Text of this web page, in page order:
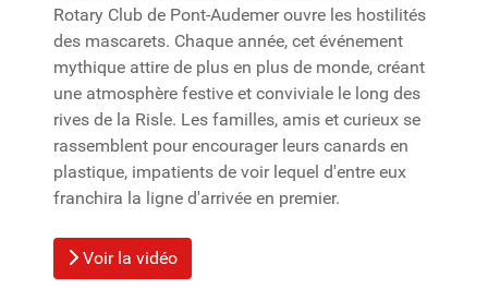
Rotary Club de Pont-Audemer ouvre les hostilités
des mascarets. Chaque année, cet événement
mythique attire de plus en plus de monde, créant
une atmosphère festive et conviviale le long des
rives de la Risle. Les familles, amis et curieux se
rassemblent pour encourager leurs canards en
plastique, impatients de voir lequel d'entre eux
franchira la ligne d'arrivée en premier.
Voir la vidéo